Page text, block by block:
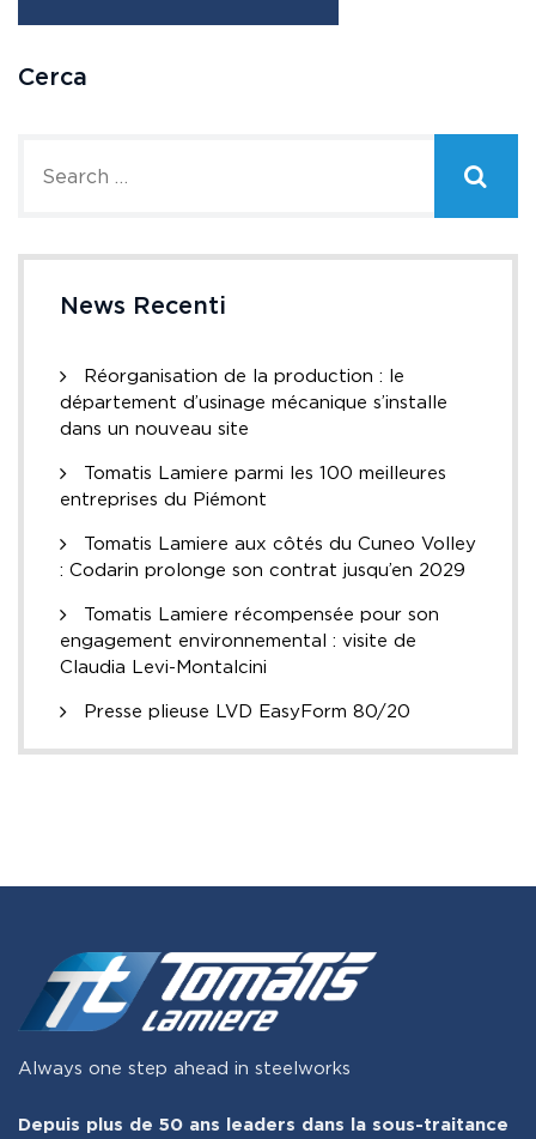
Cerca
News Recenti
Réorganisation de la production : le
département d’usinage mécanique s’installe
dans un nouveau site
Tomatis Lamiere parmi les 100 meilleures
entreprises du Piémont
Tomatis Lamiere aux côtés du Cuneo Volley
: Codarin prolonge son contrat jusqu’en 2029
Tomatis Lamiere récompensée pour son
engagement environnemental : visite de
Claudia Levi-Montalcini
Presse plieuse LVD EasyForm 80/20
Always one step ahead in steelworks
Depuis plus de 50 ans leaders dans la sous-traitance